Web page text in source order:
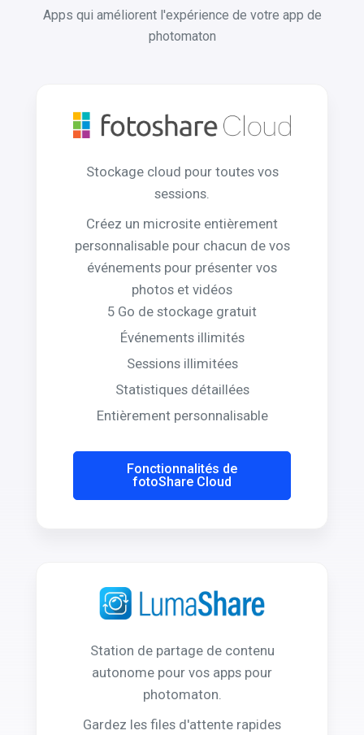
photomaton
sessions.
Créez un microsite entièrement
personnalisable pour chacun de vos
événements pour présenter vos
photos et vidéos
5 Go de stockage gratuit
Événements illimités
Sessions illimitées
Statistiques détaillées
Entièrement personnalisable
fotoShare Cloud
Station de partage de contenu
autonome pour vos apps pour
photomaton.
Gardez les files d'attente rapides
pour votre cabine en permettant à